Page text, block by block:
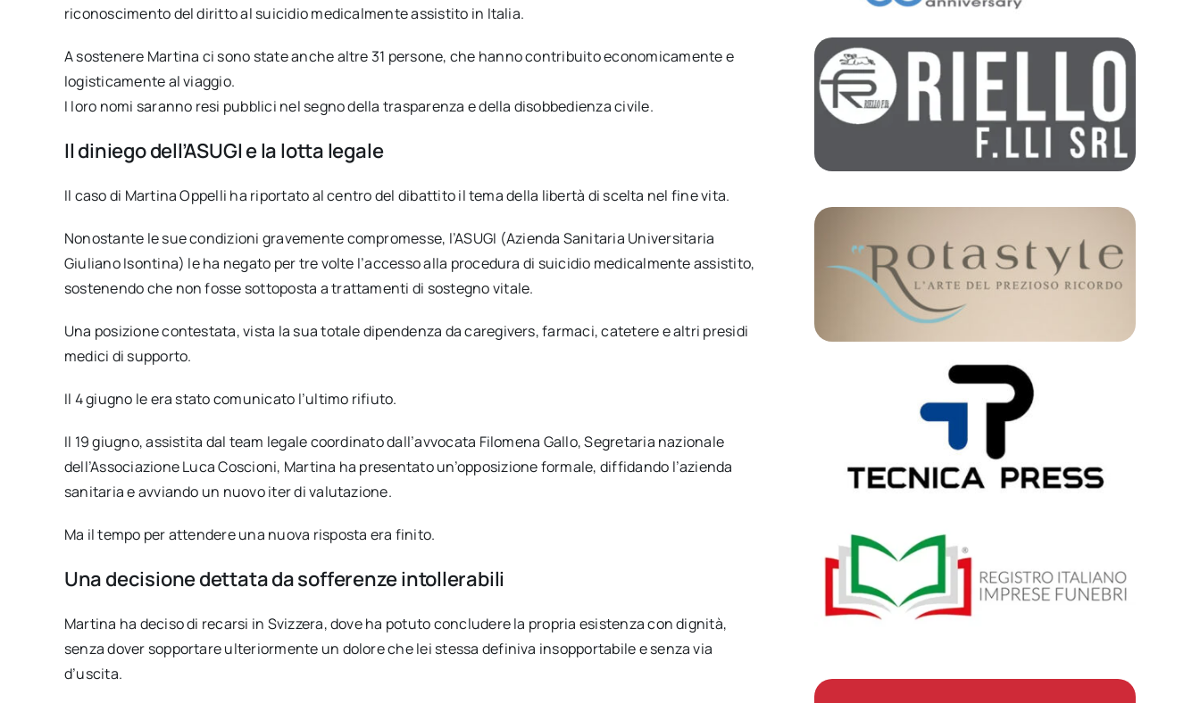
riconoscimento del diritto al suicidio medicalmente assistito in Italia.
A sostenere Martina ci sono state anche altre 31 persone, che hanno contribuito economicamente e
logisticamente al viaggio.
I loro nomi saranno resi pubblici nel segno della trasparenza e della disobbedienza civile.
Il diniego dell’ASUGI e la lotta legale
Il caso di Martina Oppelli ha riportato al centro del dibattito il tema della libertà di scelta nel fine vita.
Nonostante le sue condizioni gravemente compromesse, l’ASUGI (Azienda Sanitaria Universitaria
Giuliano Isontina) le ha negato per tre volte l’accesso alla procedura di suicidio medicalmente assistito,
sostenendo che non fosse sottoposta a trattamenti di sostegno vitale.
Una posizione contestata, vista la sua totale dipendenza da caregivers, farmaci, catetere e altri presidi
medici di supporto.
Il 4 giugno le era stato comunicato l’ultimo rifiuto.
Il 19 giugno, assistita dal team legale coordinato dall’avvocata Filomena Gallo, Segretaria nazionale
dell’Associazione Luca Coscioni, Martina ha presentato un’opposizione formale, diffidando l’azienda
sanitaria e avviando un nuovo iter di valutazione.
Ma il tempo per attendere una nuova risposta era finito.
Una decisione dettata da sofferenze intollerabili
Martina ha deciso di recarsi in Svizzera, dove ha potuto concludere la propria esistenza con dignità,
senza dover sopportare ulteriormente un dolore che lei stessa definiva insopportabile e senza via
d’uscita.